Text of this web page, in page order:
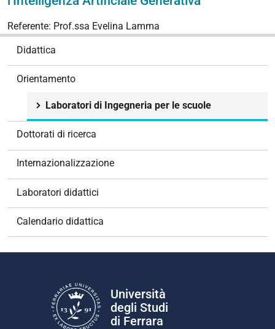
Referente: Prof.ssa Evelina Lamma
n
Didattica
Orientamento
Laboratori di Ingegneria per le scuole
Dottorati di ricerca
Internazionalizzazione
Laboratori didattici
Calendario didattica
Università
degli Studi
di Ferrara